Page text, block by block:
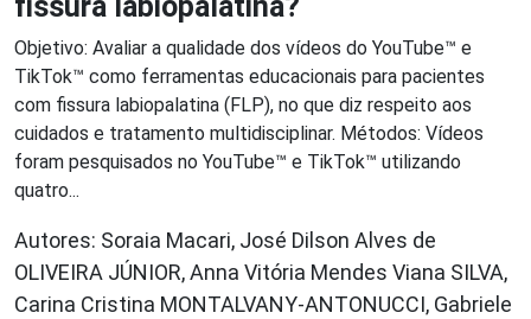
Objetivo: Avaliar a qualidade dos vídeos do YouTube™ e
TikTok™ como ferramentas educacionais para pacientes
com fissura labiopalatina (FLP), no que diz respeito aos
cuidados e tratamento multidisciplinar. Métodos: Vídeos
foram pesquisados no YouTube™ e TikTok™ utilizando
quatro...
Autores: Soraia Macari, José Dilson Alves de
OLIVEIRA JÚNIOR, Anna Vitória Mendes Viana SILVA,
Carina Cristina MONTALVANY-ANTONUCCI, Gabriele